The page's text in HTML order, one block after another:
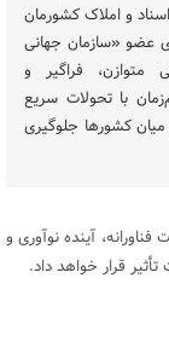
و املاک کشورمان
«سازمان جهانی
متوازن، فراگیر و
با تحولات سریع
کشورها جلوگیری
آینده نوآوری و
قرار خواهد داد.